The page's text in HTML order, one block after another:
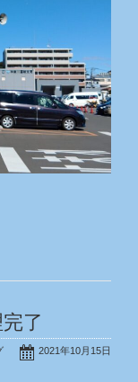
了
2021年10月15日